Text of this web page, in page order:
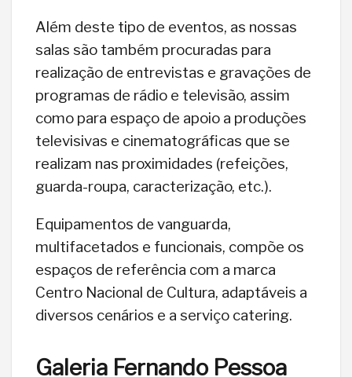
Além deste tipo de eventos, as nossas
salas são também procuradas para
realização de entrevistas e gravações de
programas de rádio e televisão, assim
como para espaço de apoio a produções
televisivas e cinematográficas que se
realizam nas proximidades (refeições,
guarda-roupa, caracterização, etc.).
Equipamentos de vanguarda,
multifacetados e funcionais, compõe os
espaços de referência com a marca
Centro Nacional de Cultura, adaptáveis a
diversos cenários e a serviço catering.
Galeria Fernando Pessoa